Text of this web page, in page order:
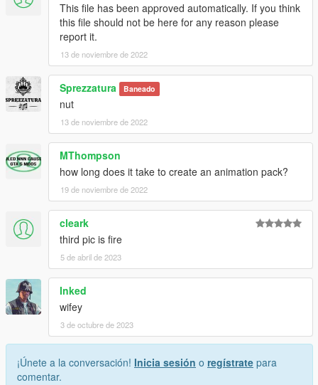
This file has been approved automatically. If you think
this file should not be here for any reason please
report it.
13 de noviembre de 2022
Sprezzatura Baneado
nut
13 de noviembre de 2022
MThompson
how long does it take to create an animation pack?
19 de noviembre de 2022
cleark
third pic is fire
5 de abril de 2023
Inked
wifey
3 de octubre de 2023
¡Únete a la conversación! Inicia sesión o regístrate para
comentar.